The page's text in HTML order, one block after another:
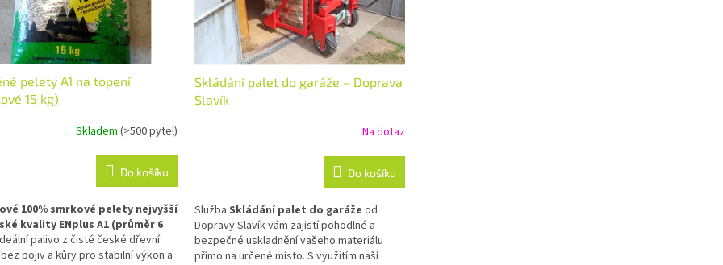
pelety A1 na topení
15 kg)
Skladem (>500 pytel)
Do košíku
100% smrkové pelety nejvyšší
kvality ENplus A1 (průměr 6
palivo z čisté české dřevní
pojiv a kůry pro stabilní výkon a
Skládání palet do garáže – Doprava
Slavík
Na dotaz
Do košíku
Služba Skládání palet do garáže od
Dopravy Slavík vám zajistí pohodlné a
bezpečné uskladnění vašeho materiálu
přímo na určené místo. S využitím naší